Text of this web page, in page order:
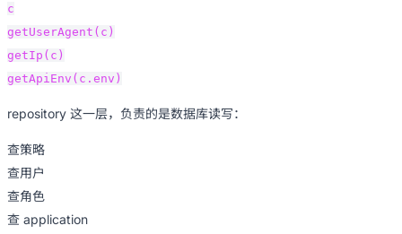
c
getUserAgent(c)
getIp(c)
getApiEnv(c.env)
repository 这一层，负责的是数据库读写：
查策略
查用户
查角色
查 application